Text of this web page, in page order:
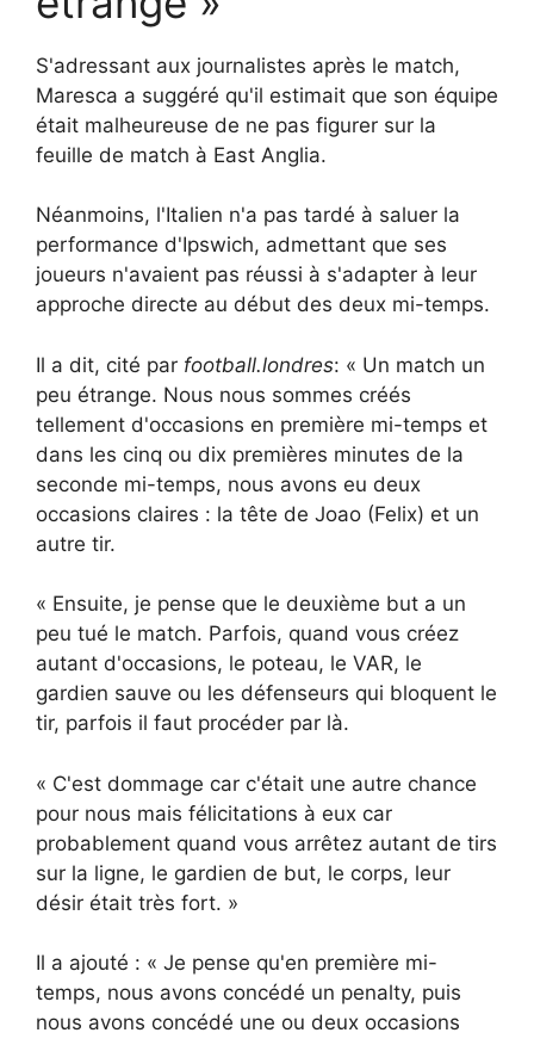
S'adressant aux journalistes après le match,
Maresca a suggéré qu'il estimait que son équipe
était malheureuse de ne pas figurer sur la
feuille de match à East Anglia.
Néanmoins, l'Italien n'a pas tardé à saluer la
performance d'Ipswich, admettant que ses
joueurs n'avaient pas réussi à s'adapter à leur
approche directe au début des deux mi-temps.
Il a dit, cité par football.londres: « Un match un
peu étrange. Nous nous sommes créés
tellement d'occasions en première mi-temps et
dans les cinq ou dix premières minutes de la
seconde mi-temps, nous avons eu deux
occasions claires : la tête de Joao (Felix) et un
autre tir.
« Ensuite, je pense que le deuxième but a un
peu tué le match. Parfois, quand vous créez
autant d'occasions, le poteau, le VAR, le
gardien sauve ou les défenseurs qui bloquent le
tir, parfois il faut procéder par là.
« C'est dommage car c'était une autre chance
pour nous mais félicitations à eux car
probablement quand vous arrêtez autant de tirs
sur la ligne, le gardien de but, le corps, leur
désir était très fort. »
Il a ajouté : « Je pense qu'en première mi-
temps, nous avons concédé un penalty, puis
nous avons concédé une ou deux occasions